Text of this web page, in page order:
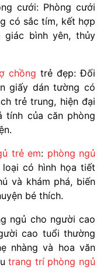
cưới: Phòng cưới
có sắc tím, kết hợp
giác bình yên, thủy
chồng trẻ đẹp: Đối
giấy dán tường có
trẻ trung, hiện đại
của căn phòng
trẻ em: phòng ngủ
có hình họa tiết
và khám phá, biến
bé thích.
ngủ cho người cao
cao tuổi thường
nhàng và hoa văn
trang trí phòng ngủ